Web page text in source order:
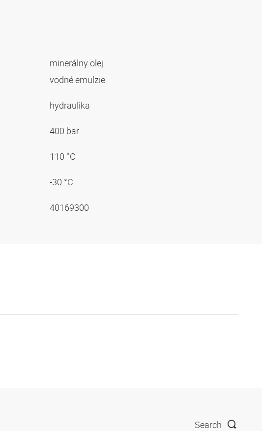
minerálny olej
vodné emulzie
hydraulika
400 bar
110 °C
-30 °C
40169300
Search